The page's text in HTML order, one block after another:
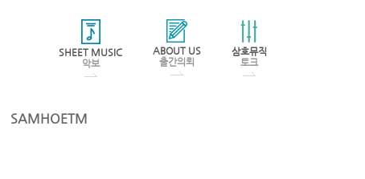
SHEET MUSIC
악보
ABOUT US
출간의뢰
삼호뮤직
토크
SAMHOETM